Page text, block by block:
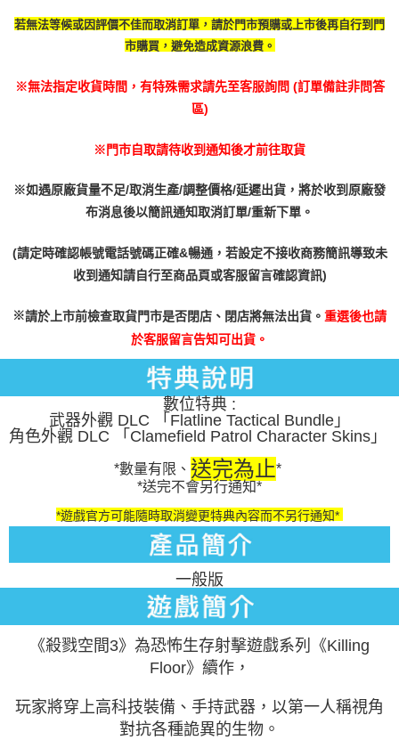
若無法等候或因評價不佳而取消訂單，請於門市預購或上市後再自行到門
市購買，避免造成資源浪費。
※無法指定收貨時間，有特殊需求請先至客服詢問 (訂單備註非問答
區)
※門市自取請待收到通知後才前往取貨
※如遇原廠貨量不足/取消生產/調整價格/延遲出貨，將於收到原廠發
布消息後以簡訊通知取消訂單/重新下單。
(請定時確認帳號電話號碼正確&暢通，若設定不接收商務簡訊導致未
收到通知請自行至商品頁或客服留言確認資訊)
※請於上市前檢查取貨門市是否閉店、閉店將無法出貨。 重選後也請
於客服留言告知可出貨。
數位特典 :
武器外觀 DLC 「Flatline Tactical Bundle」
角色外觀 DLC 「Clamefield Patrol Character Skins」
*數量有限、 送完為止*
*送完不會另行通知*
*遊戲官方可能隨時取消變更特典內容而不另行通知*
一般版
《殺戮空間3》為恐怖生存射擊遊戲系列《Killing
Floor》續作，
玩家將穿上高科技裝備、手持武器，以第一人稱視角
對抗各種詭異的生物。